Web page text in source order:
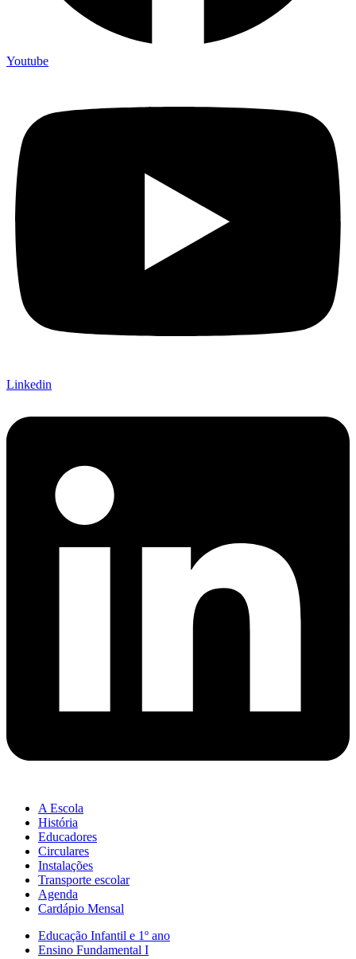
Youtube
Linkedin
A Escola
História
Educadores
Circulares
Instalações
Transporte escolar
Agenda
Cardápio Mensal
Educação Infantil e 1º ano
Ensino Fundamental I